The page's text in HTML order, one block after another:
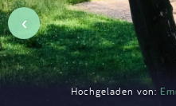
Hochgeladen von:
‹